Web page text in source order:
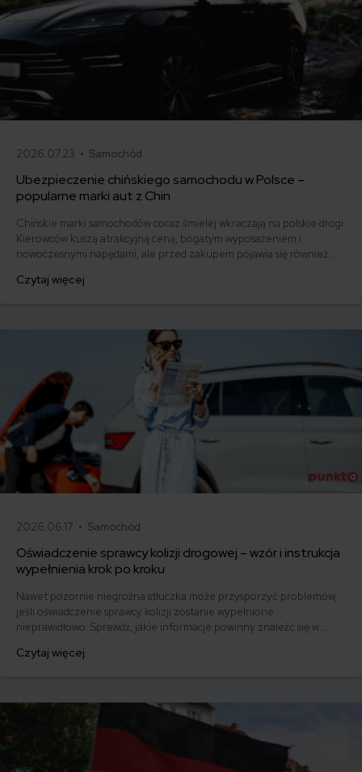
2026.07.23 • Samochód
Ubezpieczenie chińskiego samochodu w Polsce –
popularne marki aut z Chin
Chińskie marki samochodów coraz śmielej wkraczają na polskie drogi.
Kierowców kuszą atrakcyjną ceną, bogatym wyposażeniem i
nowoczesnymi napędami, ale przed zakupem pojawia się również
komunikacyjne dla marek takich jak MG, BYD, Omoda, Jaecoo i BAIC
Czytaj więcej
2026.06.17 • Samochód
Oświadczenie sprawcy kolizji drogowej – wzór i instrukcja
wypełnienia krok po kroku
Nawet pozornie niegroźna stłuczka może przysporzyć problemów,
jeśli oświadczenie sprawcy kolizji zostanie wypełnione
nieprawidłowo. Sprawdź, jakie informacje powinny znaleźć się w
Czytaj więcej